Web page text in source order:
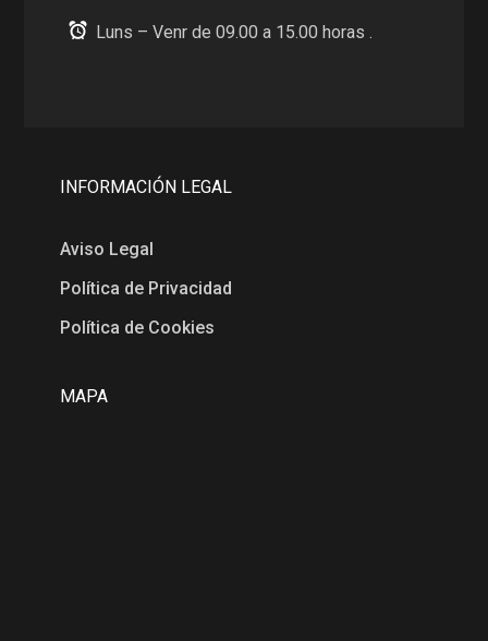
Luns – Venr de 09.00 a 15.00 horas .
INFORMACIÓN LEGAL
Aviso Legal
Política de Privacidad
Política de Cookies
MAPA